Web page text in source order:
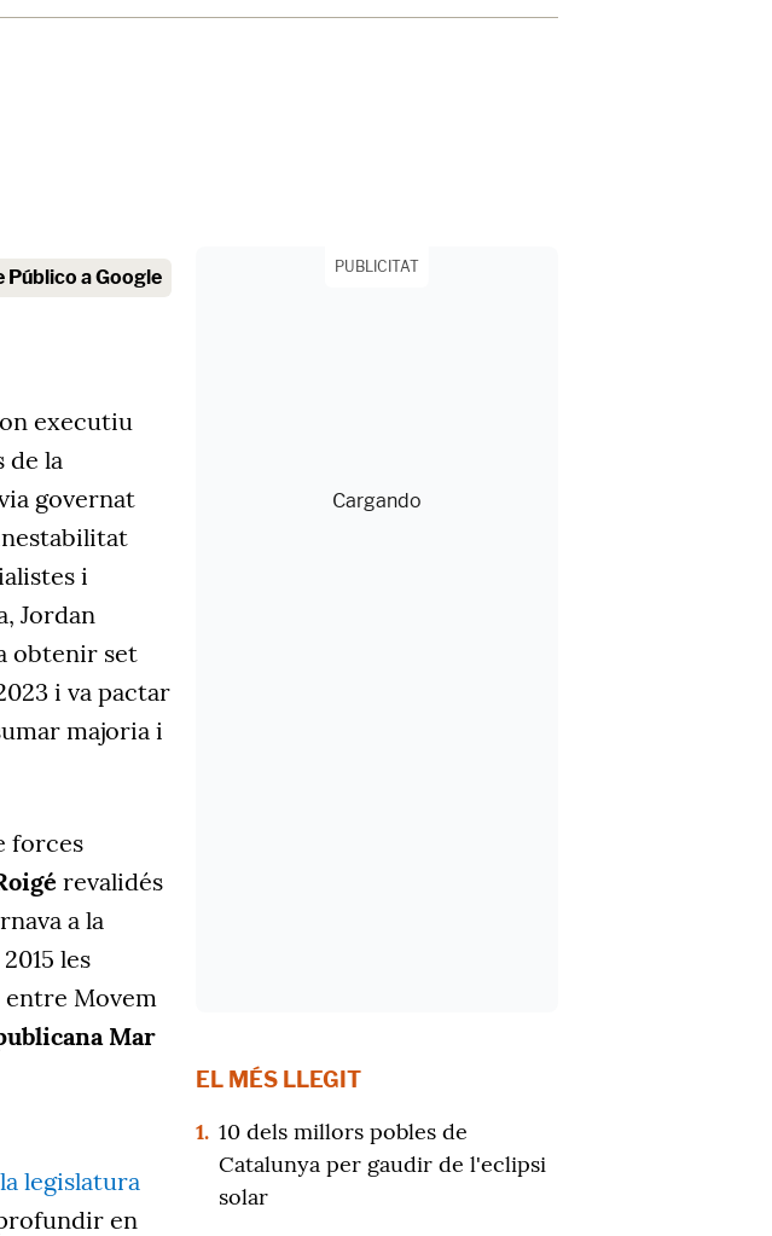
Público a Google
executiu
de la
governat
i
Jordan
obtenir set
i va pactar
majoria i
forces
revalidés
a la
les
entre Movem
Mar
legislatura
en
PUBLICITAT
EL MÉS LLEGIT
1. 10 dels millors pobles de
Catalunya per gaudir de l'eclipsi
solar